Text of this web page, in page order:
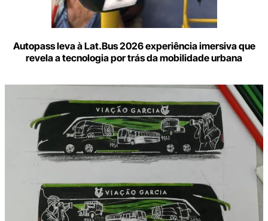
Autopass leva à Lat.Bus 2026 experiência imersiva que
revela a tecnologia por trás da mobilidade urbana